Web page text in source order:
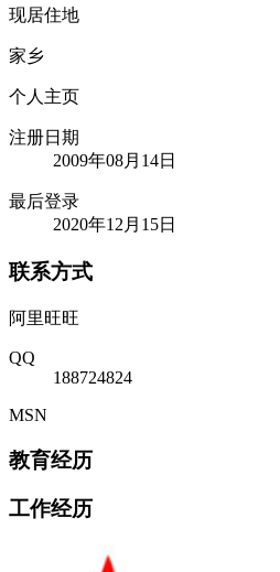
现居住地
家乡
个人主页
注册日期
2009年08月14日
最后登录
2020年12月15日
联系方式
阿里旺旺
QQ
188724824
MSN
教育经历
工作经历